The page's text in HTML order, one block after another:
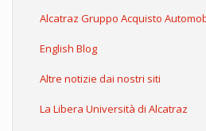
Alcatraz Gruppo Acquisto
English Blog
Altre notizie dai nostri siti
La Libera Università di Alcatraz